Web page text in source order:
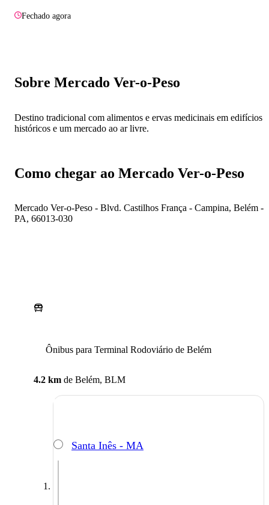
Fechado agora
Sobre Mercado Ver-o-Peso
Destino tradicional com alimentos e ervas medicinais em edifícios
históricos e um mercado ao ar livre.
Como chegar ao Mercado Ver-o-Peso
Mercado Ver-o-Peso - Blvd. Castilhos França - Campina, Belém -
PA, 66013-030
Ônibus para Terminal Rodoviário de Belém
4.2 km de Belém, BLM
Santa Inês - MA